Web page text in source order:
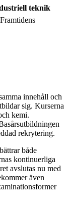
teknik
innehåll och
sig. Kurserna
kemi.
rekrytering.
både
kontinuerliga
avslutas nu med
även